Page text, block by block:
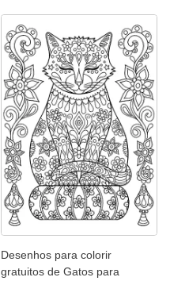
Desenhos para colorir
gratuitos de Gatos para